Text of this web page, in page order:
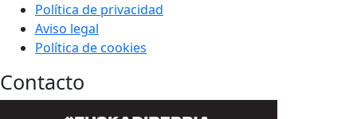
Política de privacidad
Aviso legal
Política de cookies
Contacto